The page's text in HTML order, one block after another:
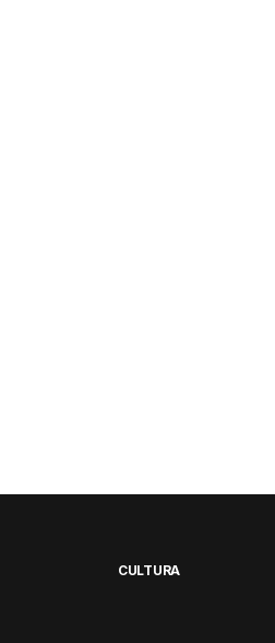
CULTURA